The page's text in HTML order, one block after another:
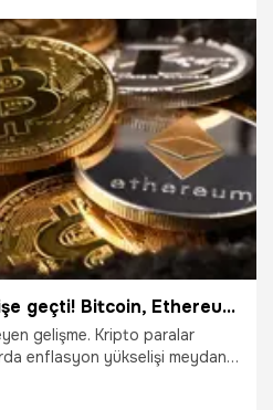
projeleri duyurulmaya
Elon Musk’ın bir
proje tanıtıldı.
Kripto paralar yükselişe geçti! Bitcoin, Ethereum, Ripple...
gelişme. Kripto paralar
enflasyon yükselişi meydana